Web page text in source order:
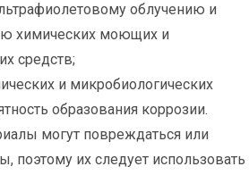
облучению и
химических моющих и
средств;
и микробиологических
образования коррозии.
могут повреждаться или
поэтому их следует использовать